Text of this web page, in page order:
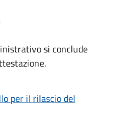
si conclude
per il rilascio del